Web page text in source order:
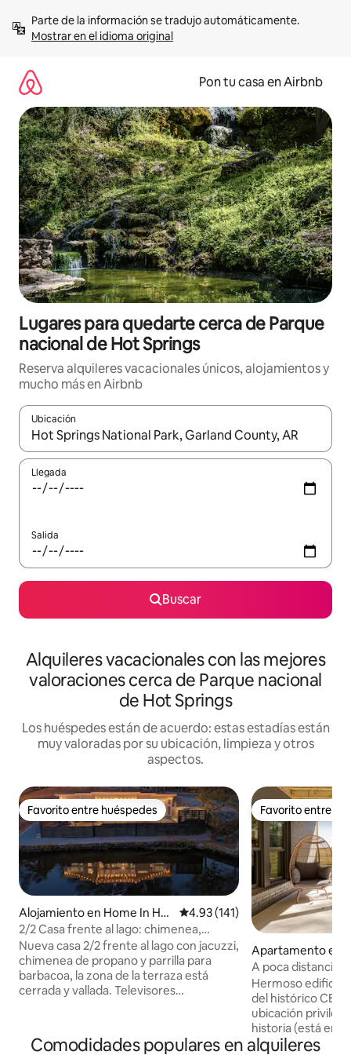
contenidoMostrar en el idioma original
Pon tu casa en Airbnb
Lugares para quedarte cerca de Parque
nacional de Hot Springs
Reserva alquileres vacacionales únicos, alojamientos y
mucho más en Airbnb
Ubicación
Cuando los resultados estén disponibles, navega con las
Llegada
Salida
Buscar
Alquileres vacacionales con las mejores
valoraciones cerca de Parque nacional
de Hot Springs
Los huéspedes están de acuerdo: estas estadías están
muy valoradas por su ubicación, limpieza y otros
aspectos.
Favorito entre huéspedes
Favorito entre huéspedes
Alojamiento en Home In Hot
Springs
Calificación promedio: 4.93 de
4.93 (141)
2/2 Casa frente al lago: chimenea,
jacuzzi y sala de juegos
Nueva casa 2/2 frente al lago con jacuzzi,
chimenea de propano y parrilla para
barbacoa, la zona de la terraza está
cerrada y vallada. Televisores
proporciona con el alquiler y es solo para
el uso de los huéspedes de esta
Favorito entre
Favorito entre
Apartamento en
s
A poca distancia
Edificio histórico
Hermoso edificio
del histórico
ubicación
historia (está en
Lugares
Comodidades populares en alquileres